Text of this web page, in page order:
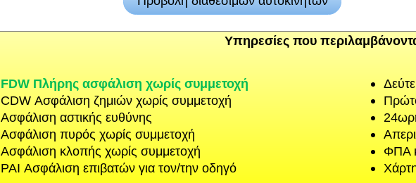
Υπηρεσίες που
FDW Πλήρης ασφάλιση χωρίς συμμετοχή
CDW Ασφάλιση ζημιών χωρίς συμμετοχή
Ασφάλιση αστικής ευθύνης
Ασφάλιση πυρός χωρίς συμμετοχή
Ασφάλιση κλοπής χωρίς συμμετοχή
PAI Ασφάλιση επιβατών για τον/την οδηγό
ΦΠΑ